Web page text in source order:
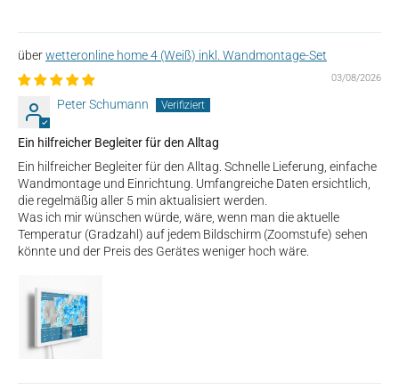
wetteronline home 4 (Weiß) inkl. Wandmontage-Set
03/08/2026
Peter Schumann
Ein hilfreicher Begleiter für den Alltag
Ein hilfreicher Begleiter für den Alltag. Schnelle Lieferung, einfache
Wandmontage und Einrichtung. Umfangreiche Daten ersichtlich,
die regelmäßig aller 5 min aktualisiert werden.
Was ich mir wünschen würde, wäre, wenn man die aktuelle
Temperatur (Gradzahl) auf jedem Bildschirm (Zoomstufe) sehen
könnte und der Preis des Gerätes weniger hoch wäre.